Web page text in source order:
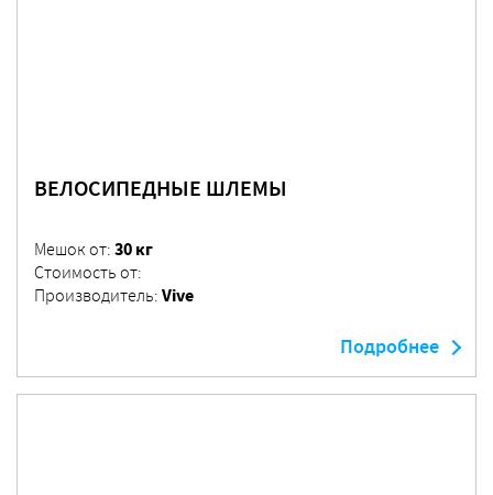
ВЕЛОСИПЕДНЫЕ ШЛЕМЫ
Мешок от: 30 кг
Стоимость от:
Производитель: Vive
Подробнее